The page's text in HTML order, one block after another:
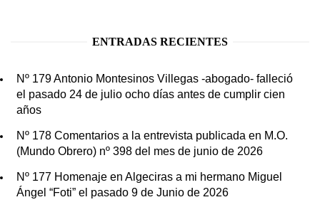
ENTRADAS RECIENTES
Nº 179 Antonio Montesinos Villegas -abogado- falleció
el pasado 24 de julio ocho días antes de cumplir cien
años
Nº 178 Comentarios a la entrevista publicada en M.O.
(Mundo Obrero) nº 398 del mes de junio de 2026
Nº 177 Homenaje en Algeciras a mi hermano Miguel
Ángel “Foti” el pasado 9 de Junio de 2026